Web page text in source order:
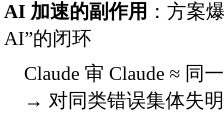
AI 加速的副作用 ：方案
AI”的闭环
Claude 审 Claude ≈ 同
→ 对同类错误集体失明